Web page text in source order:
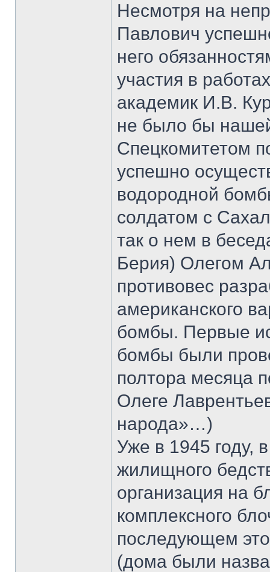
Несмотря на
Павлович
него
участия в
академик И.В.
не было бы
Спецкомитетом
успешно
водородной
солдатом с
так о нем в
Берия) Олегом
противовес
американского
бомбы. Первые
бомбы были
полтора месяца
Олеге
народа»…)
Уже в 1945 году,
жилищного
организация на
комплексного
последующем
(дома были